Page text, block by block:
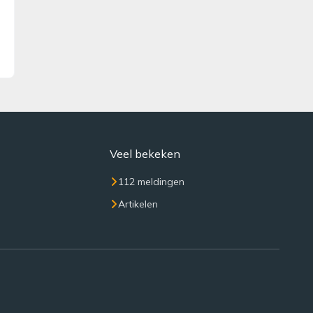
Veel bekeken
112 meldingen
Artikelen